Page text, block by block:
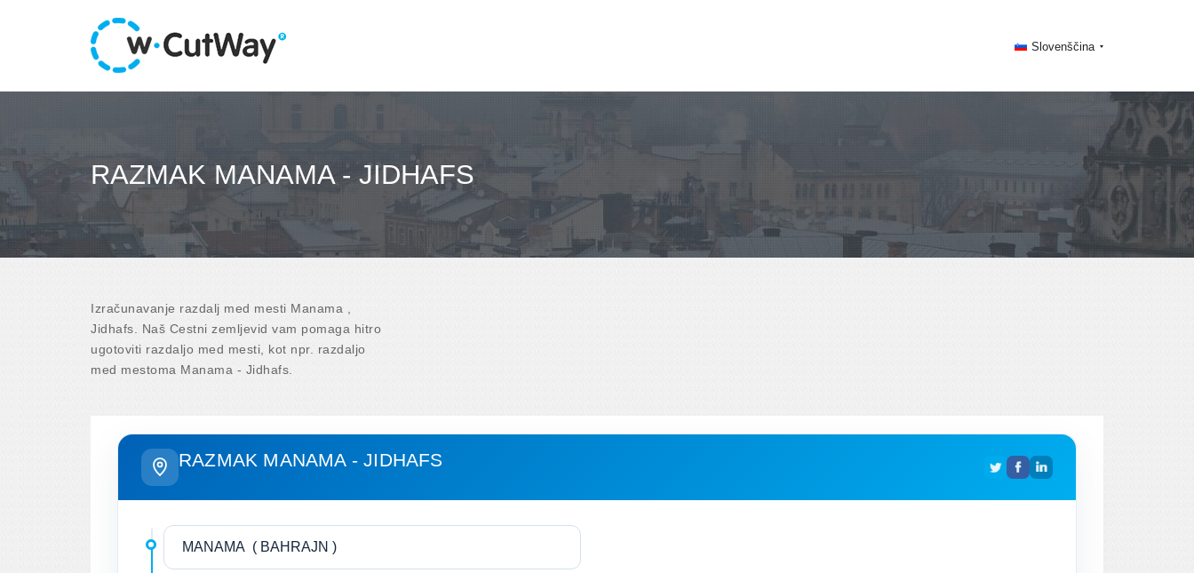
Slovenščina
RAZMAK MANAMA - JIDHAFS
Izračunavanje razdalj med mesti Manama ,
Jidhafs. Naš Cestni zemljevid vam pomaga hitro
ugotoviti razdaljo med mesti, kot npr. razdaljo
med mestoma Manama - Jidhafs.
RAZMAK MANAMA - JIDHAFS